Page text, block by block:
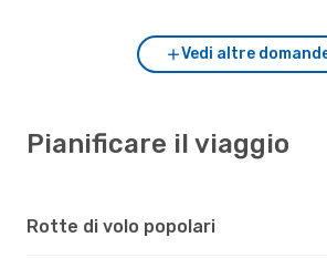
Vedi altre
Pianificare il viaggio
Rotte di volo popolari